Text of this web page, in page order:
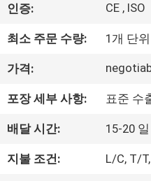
저
하
여
인증: CE , ISO
최소 주문 수량: 1개 단위
가격:
포장 세부 사항: 표준 수
배달 시간: 15-20 일
지불 조건: L/C, T/